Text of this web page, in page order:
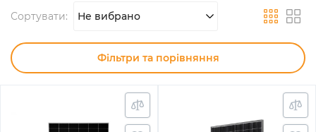
Сортувати: Не вибрано
Фільтри та порівняння